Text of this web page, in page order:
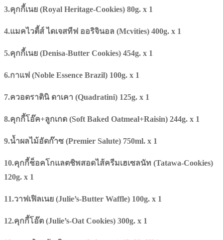
3.คุกกี้เนย (Royal Heritage-Cookies) 80g. x 1
4.แมคไวตี้ส์ ไดเจสทีฟ ออริจินอล (Mcvities) 400g. x 1
5.คุกกี้เนย (Denisa-Butter Cookies) 454g. x 1
6.กาแฟ (Noble Essence Brazil) 100g. x 1
7.ควอดราตินิ ดาเคา (Quadratini) 125g. x 1
8.คุกกี้โอ๊ค+ลูกเกด (Soft Baked Oatmeal+Raisin) 244g. x 1
9.น้ำผลไม้อัดก๊าซ (Premier Salute) 750ml. x 1
10.คุกกี้ช็อคโกแลตชิพสอดไส้ครีมเฮเซลนัท (Tatawa-Cookies)
120g. x 1
11.วาฟเฟิลเนย (Julie’s-Butter Waffle) 100g. x 1
12.คุกกี้โอ๊ต (Julie’s-Oat Cookies) 300g. x 1